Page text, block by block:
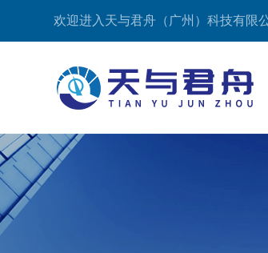
欢迎进入天与君舟（广州）科技有限